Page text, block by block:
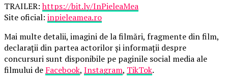
TRAILER:https://bit.ly/InPieleaMea
Site oficial: inpieleamea.ro
Mai multe detalii, imagini de la filmări, fragmente din film,
declarații din partea actorilor și informații despre
concursuri sunt disponibile pe paginile social media ale
filmului de Facebook, Instagram, TikTok.